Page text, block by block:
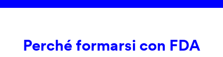
Perché formarsi con FDA